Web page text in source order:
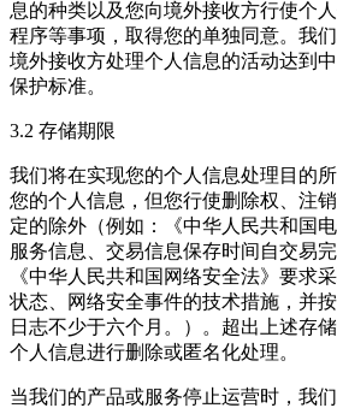
息的种类以及您向境外接收方行使个
程序等事项，取得您的单独同意。我
境外接收方处理个人信息的活动达到
保护标准。
3.2 存储期限
我们将在实现您的个人信息处理目的
您的个人信息，但您行使删除权、注
定的除外（例如：《中华人民共和国
服务信息、交易信息保存时间自交易
《中华人民共和国网络安全法》要求
状态、网络安全事件的技术措施，并
日志不少于六个月。）。超出上述存
个人信息进行删除或匿名化处理。
当我们的产品或服务停止运营时，我